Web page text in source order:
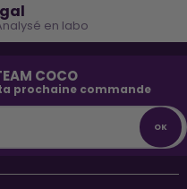
en labo
COCO
prochaine commande